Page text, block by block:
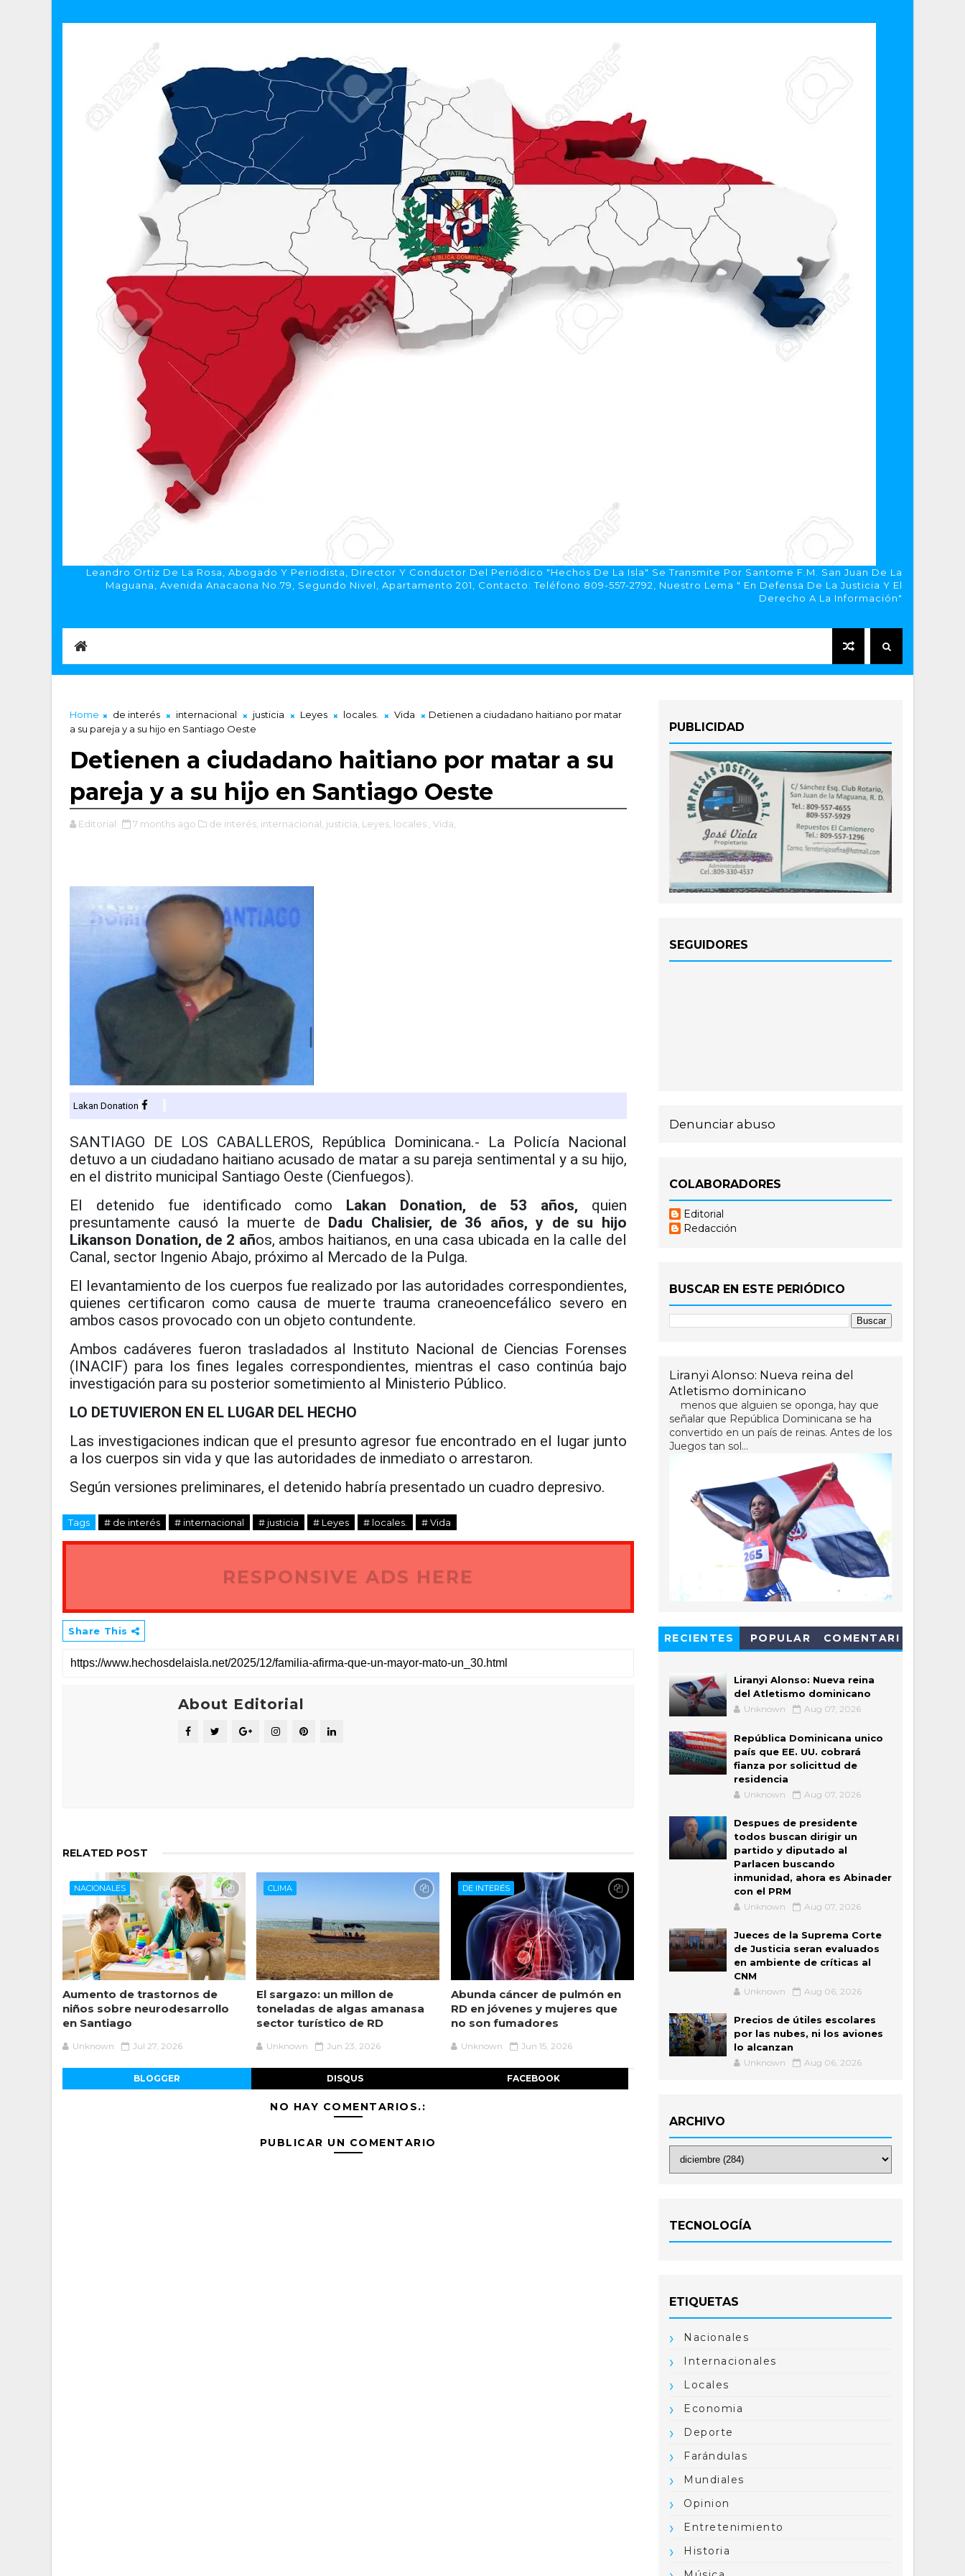
Leandro Ortiz De La Rosa, Abogado Y Periodista, Director Y Conductor Del Periódico "Hechos De La Isla" Se Transmite Por Santome F.M. San Juan De La
Maguana, Avenida Anacaona No.79, Segundo Nivel, Apartamento 201, Contacto: Teléfono 809-557-2792, Nuestro Lema " En Defensa De La Justicia Y El
Derecho A La Información"
Home de interés internacional justicia Leyes locales. Vida
Detienen a ciudadano haitiano por matar
a su pareja y a su hijo en Santiago Oeste
Detienen a ciudadano haitiano por matar a su
pareja y a su hijo en Santiago Oeste
Editorial 7 months ago de interés, internacional, justicia, Leyes, locales., Vida,
Lakan Donation
SANTIAGO DE LOS CABALLEROS, República Dominicana.- La Policía Nacional
detuvo a un ciudadano haitiano acusado de matar a su pareja sentimental y a su hijo,
en el distrito municipal Santiago Oeste (Cienfuegos).
El detenido fue identificado como Lakan Donation, de 53 años, quien
presuntamente causó la muerte de Dadu Chalisier, de 36 años, y de su hijo
Likanson Donation, de 2 años, ambos haitianos, en una casa ubicada en la calle del
Canal, sector Ingenio Abajo, próximo al Mercado de la Pulga.
El levantamiento de los cuerpos fue realizado por las autoridades correspondientes,
quienes certificaron como causa de muerte trauma craneoencefálico severo en
ambos casos provocado con un objeto contundente.
Ambos cadáveres fueron trasladados al Instituto Nacional de Ciencias Forenses
(INACIF) para los fines legales correspondientes, mientras el caso continúa bajo
investigación para su posterior sometimiento al Ministerio Público.
LO DETUVIERON EN EL LUGAR DEL HECHO
Las investigaciones indican que el presunto agresor fue encontrado en el lugar junto
a los cuerpos sin vida y que las autoridades de inmediato o arrestaron.
Según versiones preliminares, el detenido habría presentado un cuadro depresivo.
Tags # de interés # internacional # justicia # Leyes # locales. # Vida
RESPONSIVE ADS HERE
Share This
About Editorial
RELATED POST
NACIONALES
Aumento de trastornos de
niños sobre neurodesarrollo
en Santiago
Unknown Jul 27, 2026
CLIMA
El sargazo: un millon de
toneladas de algas amanasa
sector turístico de RD
Unknown Jun 23, 2026
DE INTERÉS
Abunda cáncer de pulmón en
RD en jóvenes y mujeres que
no son fumadores
Unknown Jun 15, 2026
BLOGGER DISQUS FACEBOOK
NO HAY COMENTARIOS.:
PUBLICAR UN COMENTARIO
PUBLICIDAD
SEGUIDORES
Denunciar abuso
COLABORADORES
Editorial
Redacción
BUSCAR EN ESTE PERIÓDICO
Liranyi Alonso: Nueva reina del
Atletismo dominicano
menos que alguien se oponga, hay que
señalar que República Dominicana se ha
convertido en un país de reinas. Antes de los
Juegos tan sol...
RECIENTES POPULAR
COMENTARI
Liranyi Alonso: Nueva reina
del Atletismo dominicano
Unknown Aug 07, 2026
República Dominicana unico
país que EE. UU. cobrará
fianza por solicittud de
residencia
Unknown Aug 07, 2026
Despues de presidente
todos buscan dirigir un
partido y diputado al
Parlacen buscando
inmunidad, ahora es Abinader
con el PRM
Unknown Aug 07, 2026
Jueces de la Suprema Corte
de Justicia seran evaluados
en ambiente de críticas al
CNM
Unknown Aug 06, 2026
Precios de útiles escolares
por las nubes, ni los aviones
lo alcanzan
Unknown Aug 06, 2026
ARCHIVO
TECNOLOGÍA
ETIQUETAS
Nacionales
Internacionales
Locales
Economia
Deporte
Farándulas
Mundiales
Opinion
Entretenimiento
Historia